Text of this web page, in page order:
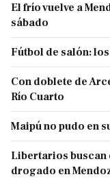
El frío vuelve a
sábado
Fútbol de salón:
Con doblete de
Río Cuarto
Maipú no pudo en
Libertarios buscan
drogado en